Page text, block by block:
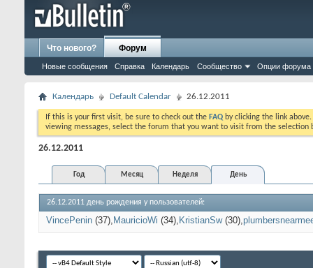
Что нового? Форум
Новые сообщения Справка Календарь Сообщество Опции форума
Календарь Default Calendar 26.12.2011
If this is your first visit, be sure to check out the FAQ by clicking the link
viewing messages, select the forum that you want to visit from the selection
26.12.2011
Год Месяц Неделя День
26.12.2011 день рождения у пользователей:
VincePenin (37) MauricioWi (34) KristianSw(30)